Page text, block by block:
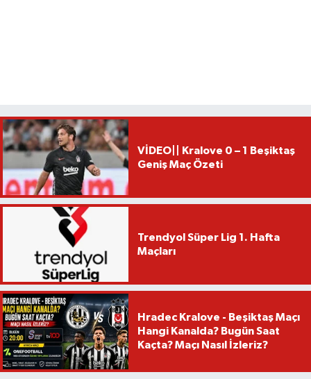
VİDEO|| Kralove 0 – 1 Beşiktaş
Geniş Maç Özeti
Trendyol Süper Lig 1. Hafta
Maçları
Hradec Kralove - Beşiktaş Maçı
Hangi Kanalda? Bugün Saat
Kaçta? Maçı Nasıl İzleriz?